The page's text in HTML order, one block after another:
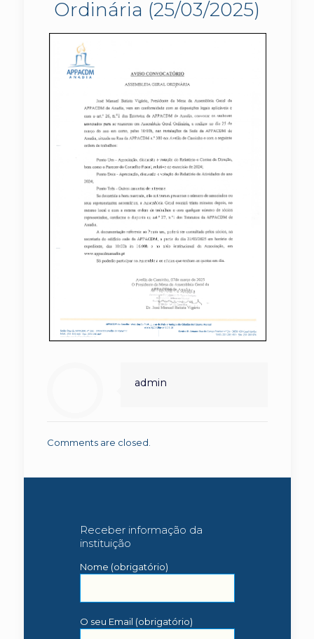
Ordinária (25/03/2025)
admin
Comments are closed.
Receber informação da
instituição
Nome (obrigatório)
O seu Email (obrigatório)